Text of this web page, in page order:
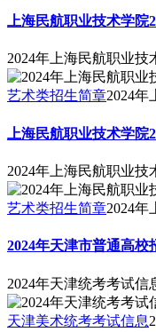
上海民航职业技术学
2024年上海民航职业技
艺术类招生简章2024年
上海民航职业技术学
2024年上海民航职业
艺术类招生简章2024年
2024年天津市普通高
2024年天津统考考试
天津美术统考考试信息